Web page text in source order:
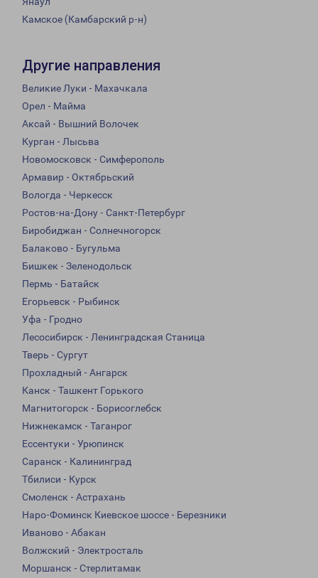
Камское (Камбарский р-н)
Другие направления
Великие Луки - Махачкала
Орел - Майма
Аксай - Вышний Волочек
Курган - Лысьва
Новомосковск - Симферополь
Армавир - Октябрьский
Вологда - Черкесск
Ростов-на-Дону - Санкт-Петербург
Биробиджан - Солнечногорск
Балаково - Бугульма
Бишкек - Зеленодольск
Пермь - Батайск
Егорьевск - Рыбинск
Уфа - Гродно
Лесосибирск - Ленинградская Станица
Тверь - Сургут
Прохладный - Ангарск
Канск - Ташкент Горького
Магнитогорск - Борисоглебск
Нижнекамск - Таганрог
Ессентуки - Урюпинск
Саранск - Калининград
Тбилиси - Курск
Смоленск - Астрахань
Наро-Фоминск Киевское шоссе - Березники
Иваново - Абакан
Волжский - Электросталь
Моршанск - Стерлитамак